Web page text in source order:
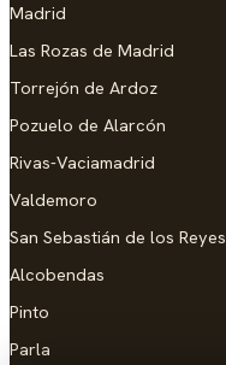
Madrid
Las Rozas de Madrid
Torrejón de Ardoz
Pozuelo de Alarcón
Rivas-Vaciamadrid
Valdemoro
San Sebastián de los Reyes
Alcobendas
Pinto
Parla